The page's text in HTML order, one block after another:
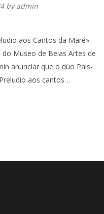
byadmin
aos Cantos da Maré»
Museo de Belas Artes de
anunciar que o dúo Pais-
aos cantos…